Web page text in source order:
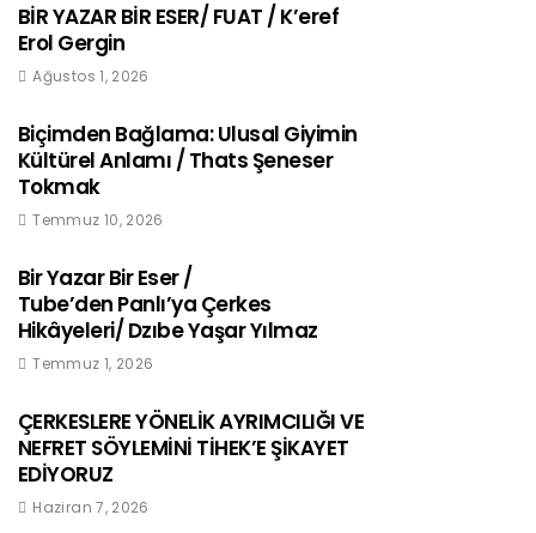
BİR YAZAR BİR ESER/ FUAT / K’eref
Erol Gergin
Ağustos 1, 2026
Biçimden Bağlama: Ulusal Giyimin
Kültürel Anlamı / Thats Şeneser
Tokmak
Temmuz 10, 2026
Bir Yazar Bir Eser /
Tube’den Panlı’ya Çerkes
Hikâyeleri/ Dzıbe Yaşar Yılmaz
Temmuz 1, 2026
ÇERKESLERE YÖNELİK AYRIMCILIĞI VE
NEFRET SÖYLEMİNİ TİHEK’E ŞİKAYET
EDİYORUZ
Haziran 7, 2026